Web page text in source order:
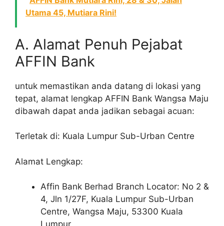
Utama 45, Mutiara Rini!
A. Alamat Penuh Pejabat
AFFIN Bank
untuk memastikan anda datang di lokasi yang
tepat, alamat lengkap AFFIN Bank Wangsa Maju
dibawah dapat anda jadikan sebagai acuan:
Terletak di: Kuala Lumpur Sub-Urban Centre
Alamat Lengkap:
Affin Bank Berhad Branch Locator: No 2 &
4, Jln 1/27F, Kuala Lumpur Sub-Urban
Centre, Wangsa Maju, 53300 Kuala